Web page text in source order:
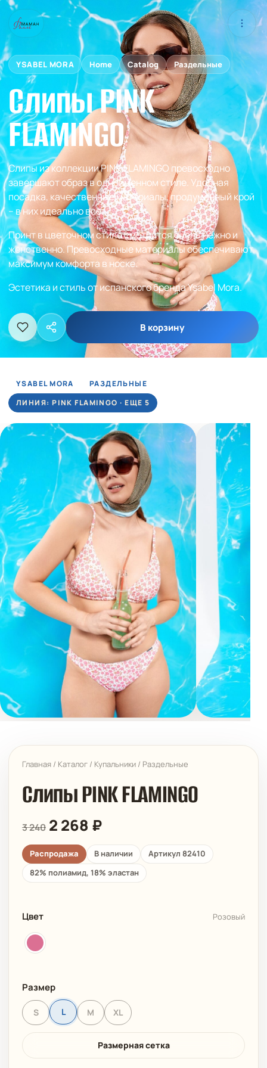
YSABEL MORA Home Catalog Раздельные
Слипы PINK
FLAMINGO
Слипы из коллекции PINK FLAMINGO превосходно
завершают образ в одноименном стиле. Удобная
посадка, качественные материалы, продуманный крой
– в них идеально все.
Принт в цветочном стиле смотрится очень нежно и
женственно. Превосходные материалы обеспечивают
максимум комфорта в носке.
Эстетика и стиль от испанского бренда Ysabel Mora.
В корзину
YSABEL MORA
РАЗДЕЛЬНЫЕ
ЛИНИЯ: PINK FLAMINGO · ЕЩЕ 5
Главная / Каталог / Купальники / Раздельные
Слипы PINK FLAMINGO
3 240 2 268 ₽
Распродажа В наличии
Артикул 82410
82% полиамид, 18% эластан
Цвет Розовый
Размер
S L M XL
Размерная сетка